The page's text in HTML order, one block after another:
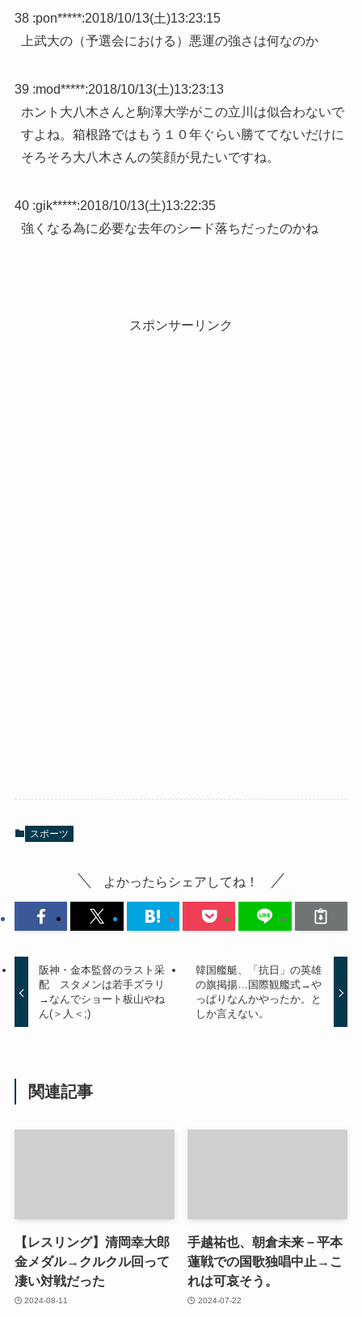
38 :pon*****:2018/10/13(土)13:23:15
上武大の（予選会における）悪運の強さは何なのか
39 :mod*****:2018/10/13(土)13:23:13
ホント大八木さんと駒澤大学がこの立川は似合わないで
すよね。箱根路ではもう１０年ぐらい勝ててないだけに
そろそろ大八木さんの笑顔が見たいですね。
40 :gik*****:2018/10/13(土)13:22:35
強くなる為に必要な去年のシード落ちだったのかね
スポンサーリンク
スポーツ
よかったらシェアしてね！
阪神・金本監督のラスト采
配 スタメンは若手ズラリ
→なんでショート板山やね
ん(＞人＜;)
韓国艦艇、「抗日」の英雄
の旗掲揚…国際観艦式→や
っぱりなんかやったか。と
しか言えない。
関連記事
【レスリング】清岡幸大郎
金メダル→クルクル回って
凄い対戦だった
2024-08-11
手越祐也、朝倉未来－平本
蓮戦での国歌独唱中止→こ
れは可哀そう。
2024-07-22